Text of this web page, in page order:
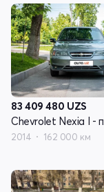
83 409 480 UZS
2014 162 000 км